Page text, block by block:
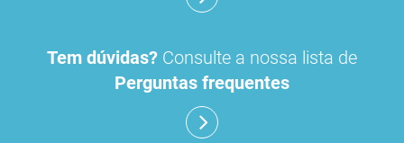
Tem dúvidas? Consulte a nossa lista de
Perguntas frequentes